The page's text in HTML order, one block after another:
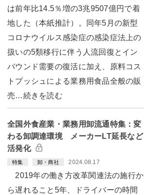
は前年比14.5％増の3兆9507億円で着
地した（本紙推計）。同年5月の新型
コロナウイルス感染症の感染症法上の
扱いの5類移行に伴う人流回復とイン
バウンド需要の復活に加え、原料コス
トプッシュによる業務用食品全般の販
売…続きを読む
全国外食産業・業務用卸流通特集：変
わる卸調達環境 メーカーLT延長など
活発化
特集 卸・商社 2024.08.17
2019年の働き方改革関連法の施行か
ら遅れること5年、ドライバーの時間